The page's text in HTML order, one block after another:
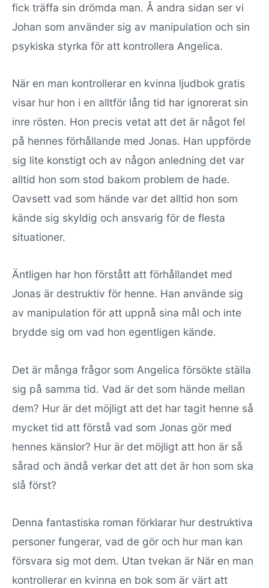
fick träffa sin drömda man. Å andra sidan ser vi
Johan som använder sig av manipulation och sin
psykiska styrka för att kontrollera Angelica.
När en man kontrollerar en kvinna ljudbok gratis
visar hur hon i en alltför lång tid har ignorerat sin
inre rösten. Hon precis vetat att det är något fel
på hennes förhållande med Jonas. Han uppförde
sig lite konstigt och av någon anledning det var
alltid hon som stod bakom problem de hade.
Oavsett vad som hände var det alltid hon som
kände sig skyldig och ansvarig för de flesta
situationer.
Äntligen har hon förstått att förhållandet med
Jonas är destruktiv för henne. Han använde sig
av manipulation för att uppnå sina mål och inte
brydde sig om vad hon egentligen kände.
Det är många frågor som Angelica försökte ställa
sig på samma tid. Vad är det som hände mellan
dem? Hur är det möjligt att det har tagit henne så
mycket tid att förstå vad som Jonas gör med
hennes känslor? Hur är det möjligt att hon är så
sårad och ändå verkar det att det är hon som ska
slå först?
Denna fantastiska roman förklarar hur destruktiva
personer fungerar, vad de gör och hur man kan
försvara sig mot dem. Utan tvekan är När en man
kontrollerar en kvinna en bok som är värt att